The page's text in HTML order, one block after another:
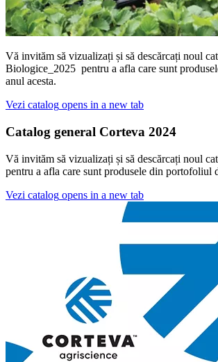
Vă invităm să vizualizați și să descărcați noul
Biologice_2025 pentru a afla care sunt
anul acesta.
Vezi catalog opens in a new tab
Catalog general Corteva 2024
Vă invităm să vizualizați și să descărcați noul
pentru a afla care sunt produsele din portofoliul
Vezi catalog opens in a new tab